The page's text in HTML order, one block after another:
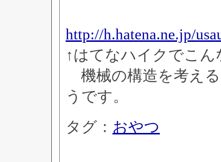
http://h.hatena.ne.jp/
↑はてなハイクでこ
機械の構造を考え
うです。
タグ： おやつ